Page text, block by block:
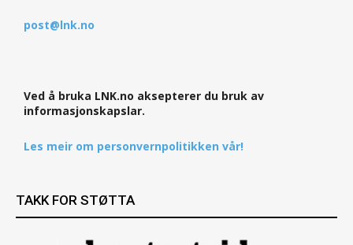
post@lnk.no
Ved å bruka LNK.no aksepterer du bruk av
informasjonskapslar.
Les meir om personvernpolitikken vår!
TAKK FOR STØTTA